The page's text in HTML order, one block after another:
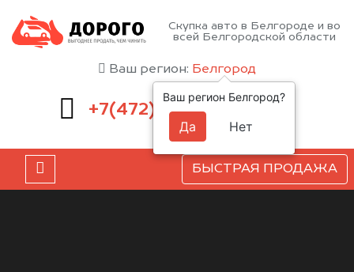
Скупка авто в Белгороде и во
всей Белгородской области
Ваш регион: Белгород
+7(472) 220-54-52
БЫСТРАЯ ПРОДАЖА
Ваш регион Белгород?
Да Нет